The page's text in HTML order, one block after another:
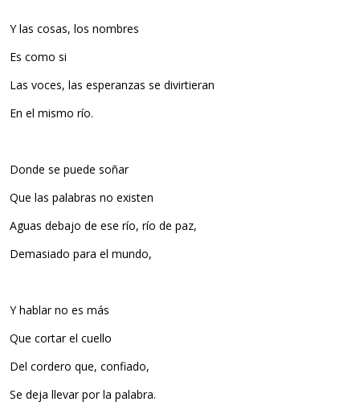
Y las cosas, los nombres
Es como si
Las voces, las esperanzas se divirtieran
En el mismo río.
Donde se puede soñar
Que las palabras no existen
Aguas debajo de ese río, río de paz,
Demasiado para el mundo,
Y hablar no es más
Que cortar el cuello
Del cordero que, confiado,
Se deja llevar por la palabra.